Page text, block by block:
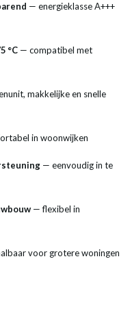
— energieklasse A+++
°C — compatibel met
makkelijke en snelle
in woonwijken
— eenvoudig in te
— flexibel in
voor grotere woningen